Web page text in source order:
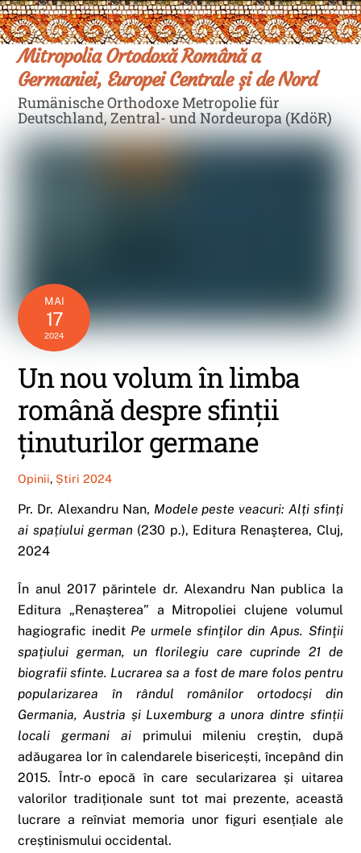
Skip
to
content
Mitropolia Ortodoxă Română a
Germaniei, Europei Centrale și de Nord
Rumänische Orthodoxe Metropolie für
Deutschland, Zentral- und Nordeuropa (KdöR)
MAI
17
2024
Un nou volum în limba
română despre sfinții
ținuturilor germane
Opinii, Știri 2024
Pr. Dr. Alexandru Nan, Modele peste veacuri: Alți sfinți
ai spațiului german (230 p.), Editura Renaşterea, Cluj,
2024
În anul 2017 părintele dr. Alexandru Nan publica la
Editura „Renașterea” a Mitropoliei clujene volumul
hagiografic inedit Pe urmele sfinţilor din Apus. Sfinţii
spaţiului german, un florilegiu care cuprinde 21 de
biografii sfinte. Lucrarea sa a fost de mare folos pentru
popularizarea în rândul românilor ortodocși din
Germania, Austria și Luxemburg a unora dintre sfinții
locali germani ai primului mileniu creștin, după
adăugarea lor în calendarele bisericești, începând din
2015. Într-o epocă în care secularizarea și uitarea
valorilor tradiționale sunt tot mai prezente, această
lucrare a reînviat memoria unor figuri esențiale ale
creștinismului occidental.